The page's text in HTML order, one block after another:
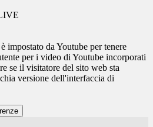
impostato da Youtube per tenere
per i video di Youtube incorporati
se il visitatore del sito web sta
versione dell'interfaccia di